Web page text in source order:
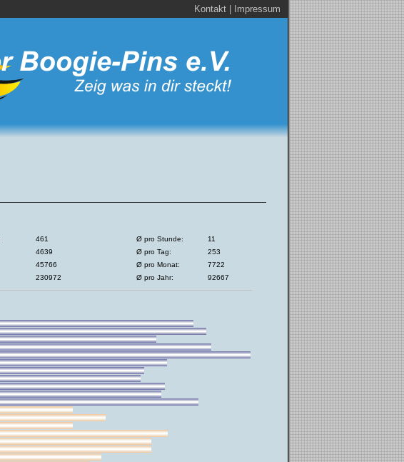
Kontakt Impressum
461 Ø pro Stunde:
11
4639 Ø pro Tag:
253
45766 Ø pro Monat:
7722
230972 Ø pro Jahr: 92667